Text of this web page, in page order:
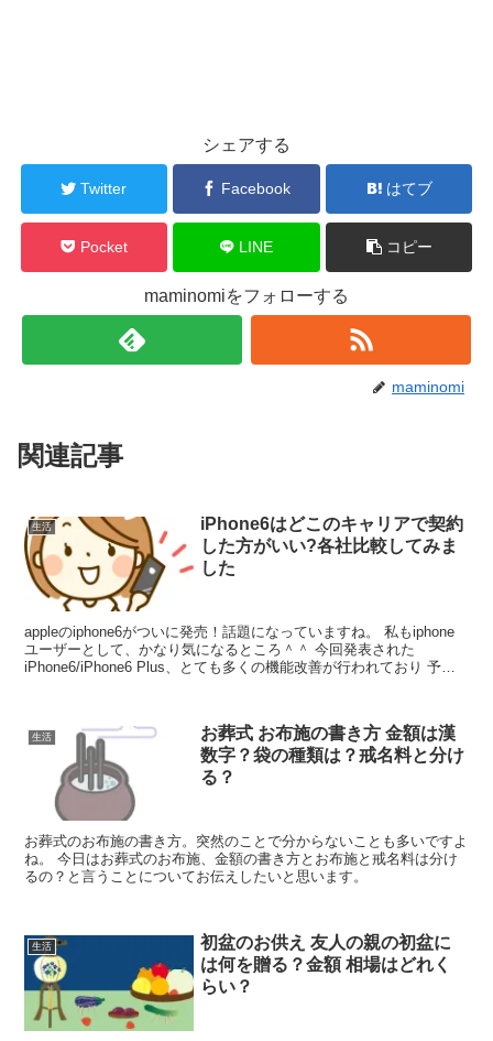
シェアする
Twitter Facebook はてブ
Pocket LINE コピー
maminomiをフォローする
maminomi
関連記事
生活
iPhone6はどこのキャリアで契約
した方がいい?各社比較してみま
した
appleのiphone6がついに発売！話題になっていますね。 私もiphone
ユーザーとして、かなり気になるところ＾＾ 今回発表された
iPhone6/iPhone6 Plus、とても多くの機能改善が行われており 予約
生活
お葬式 お布施の書き方 金額は漢
数字？袋の種類は？戒名料と分け
る？
お葬式のお布施の書き方。突然のことで分からないことも多いですよ
ね。 今日はお葬式のお布施、金額の書き方とお布施と戒名料は分け
るの？と言うことについてお伝えしたいと思います。
生活
初盆のお供え 友人の親の初盆に
は何を贈る？金額 相場はどれく
らい？